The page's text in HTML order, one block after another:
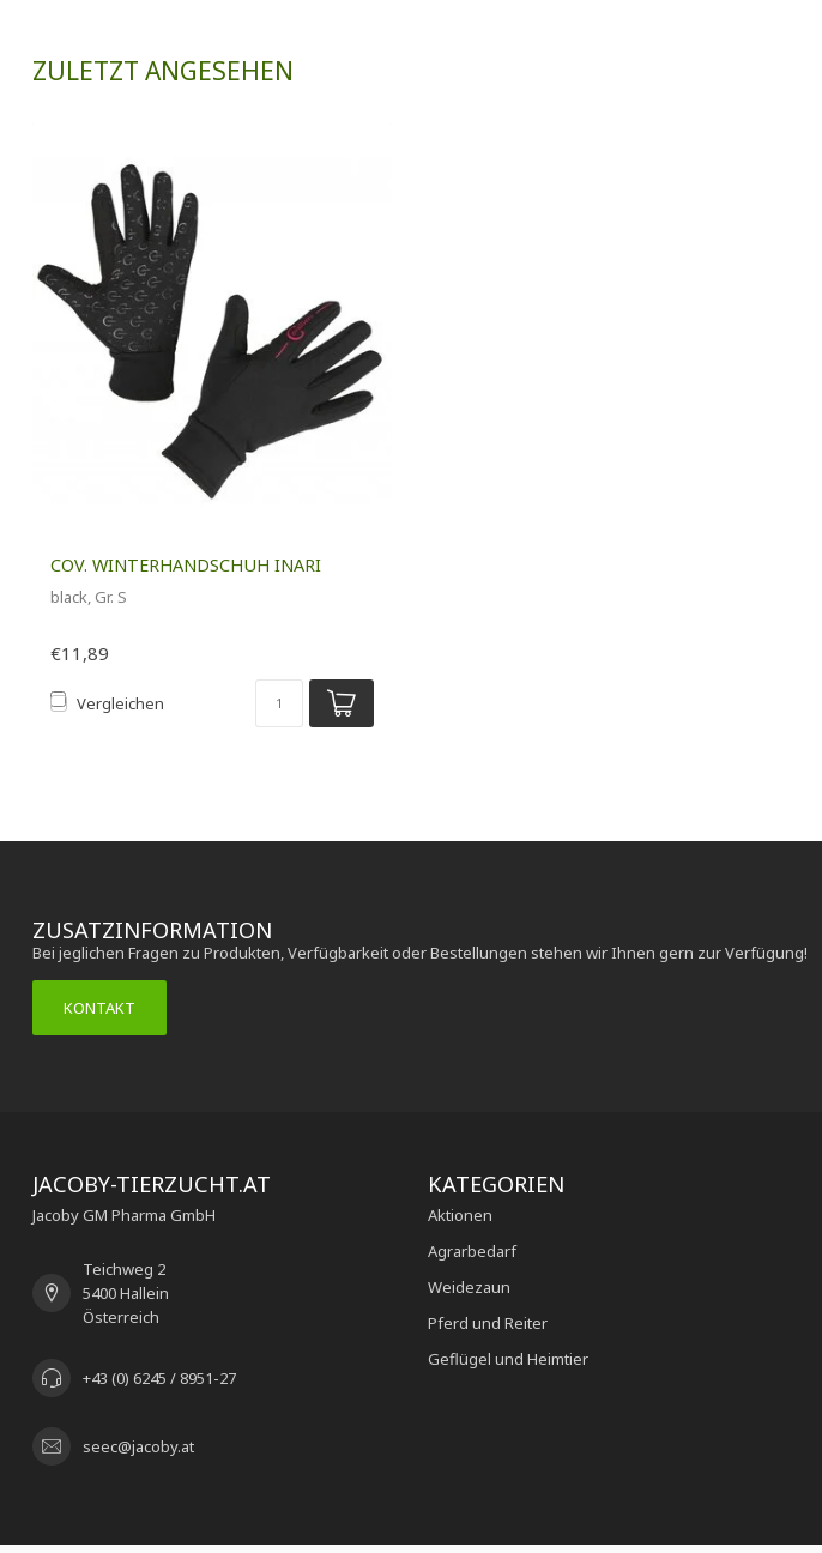
ZULETZT ANGESEHEN
COV. WINTERHANDSCHUH INARI
black, Gr. S
€11,89
Vergleichen
ZUSATZINFORMATION
Bei jeglichen Fragen zu Produkten, Verfügbarkeit oder Bestellungen stehen wir Ihnen gern zur Verfügung!
KONTAKT
JACOBY-TIERZUCHT.AT
Jacoby GM Pharma GmbH
Teichweg 2
5400 Hallein
Österreich
+43 (0) 6245 / 8951-27
seec@jacoby.at
KATEGORIEN
Aktionen
Agrarbedarf
Weidezaun
Pferd und Reiter
Geflügel und Heimtier